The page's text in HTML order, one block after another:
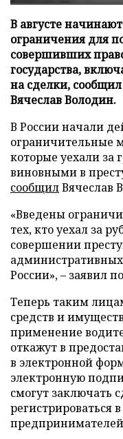
В августе
ограничения для
совершивших
государства,
на сделки,
Вячеслав Володин.
В России начали
ограничительные
которые уехали
виновными в
сообщилВячеслав
«Введены
тех, кто уехал за
совершении
России», – заявил
Теперь таким
средств и
применение
откажут в
в электронной
электронную
смогут заключать
регистрироваться